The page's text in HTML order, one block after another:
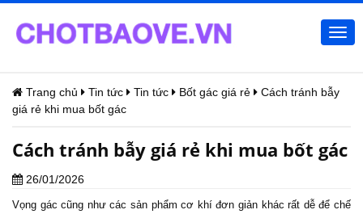
Trang chủ Tin tức Tin tức Bốt gác giá rẻ
Cách tránh bẫy
giá rẻ khi mua bốt gác
Cách tránh bẫy giá rẻ khi mua bốt gác
26/01/2026
Vọng gác cũng như các sản phẩm cơ khí đơn giản khác rất dễ để chế